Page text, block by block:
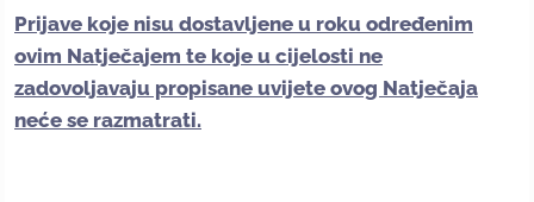
Prijave koje nisu dostavljene u roku određenim
ovim Natječajem te koje u cijelosti ne
zadovoljavaju propisane uvijete ovog Natječaja
neće se razmatrati.